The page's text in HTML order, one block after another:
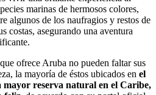
marinas de hermosos colores,
algunos de los naufragios y restos de
costas, asegurando una aventura
ofrece Aruba no pueden faltar sus
la mayoría de éstos ubicados en el
reserva natural en el Caribe,